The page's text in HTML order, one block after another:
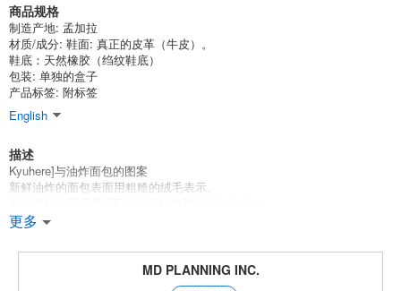
商品规格
制造产地: 孟加拉
材质/成分: 鞋面: 真正的皮革（牛皮）。
鞋底：天然橡胶（绉纹鞋底）
包装: 单独的盒子
产品标签: 附标签
English
描述
Kyuhere]与油炸面包的图案
新鲜油炸的面包表面用粗糙的绒毛表示。
请感受一下由平台制造方法制成的柔软和轻盈的舒适。
此外，[Kyuhere（久赫）]是通过称为[平台制造法]的制造方法制成的。
更多
MD PLANNING INC.